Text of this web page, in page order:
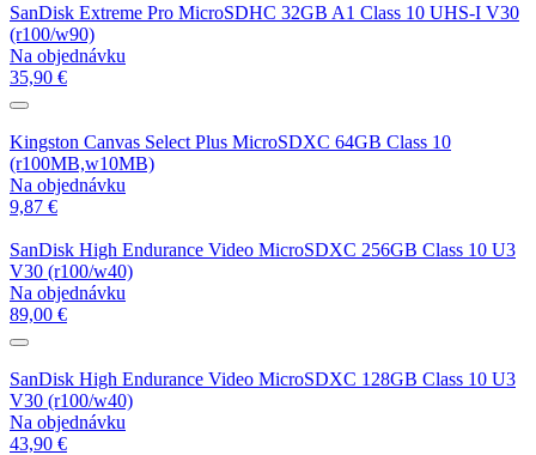
SanDisk Extreme Pro MicroSDHC 32GB A1 Class 10 UHS-I V30
(r100/w90)
Na objednávku
35,90 €
Kingston Canvas Select Plus MicroSDXC 64GB Class 10
(r100MB,w10MB)
Na objednávku
9,87 €
SanDisk High Endurance Video MicroSDXC 256GB Class 10 U3
V30 (r100/w40)
Na objednávku
89,00 €
SanDisk High Endurance Video MicroSDXC 128GB Class 10 U3
V30 (r100/w40)
Na objednávku
43,90 €